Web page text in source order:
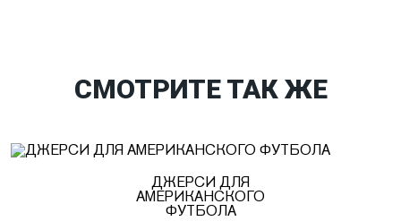
СМОТРИТЕ ТАК ЖЕ
ДЖЕРСИ ДЛЯ
АМЕРИКАНСКОГО
ФУТБОЛА